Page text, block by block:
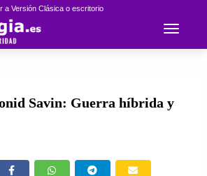
a Versión Clásica o escritorio
Toggle
Savin: Guerra híbrida y